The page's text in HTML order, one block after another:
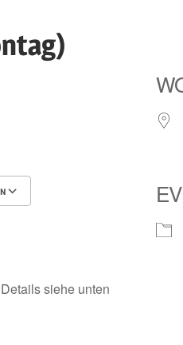
Google Kalender
siehe unten